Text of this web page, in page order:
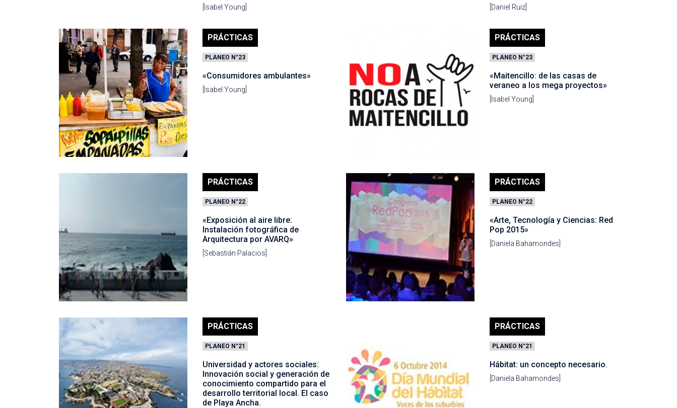
[Isabel Young] [Daniel Ruiz]
PRÁCTICAS
PLANEO N°23
«Consumidores ambulantes»
[Isabel Young]
PRÁCTICAS
PLANEO N°23
«Maitencillo: de las casas de
veraneo a los mega proyectos»
[Isabel Young]
PRÁCTICAS
PLANEO N°22
«Exposición al aire libre:
Instalación fotográfica de
Arquitectura por AVARQ»
[Sebastián Palacios]
PRÁCTICAS
PLANEO N°22
«Arte, Tecnología y Ciencias: Red
Pop 2015»
[Daniela Bahamondes]
PRÁCTICAS
PLANEO N°21
Universidad y actores sociales:
Innovación social y generación de
conocimiento compartido para el
desarrollo territorial local. El caso
de Playa Ancha.
PRÁCTICAS
PLANEO N°21
Hábitat: un concepto necesario.
[Daniela Bahamondes]